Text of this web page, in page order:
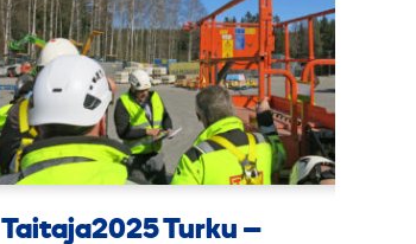
Taitaja2025 Turku –